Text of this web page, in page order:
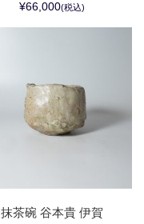
¥66,000(税込)
抹茶碗 谷本貴 伊賀